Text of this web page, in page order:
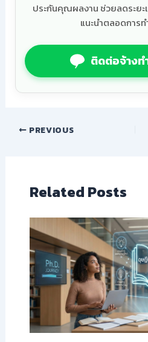
ประกันคุณผลงาน ช่วยลดระยะ
แนะนำตลอดการ
ติดต่อจ้าง
PREVIOUS
Related Posts